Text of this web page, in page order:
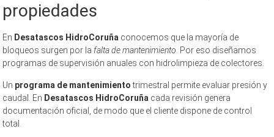
propiedades
En Desatascos HidroCoruña conocemos que la mayoría de
bloqueos surgen por la falta de mantenimiento. Por eso diseñamos
programas de supervisión anuales con hidrolimpieza de colectores.
Un programa de mantenimientotrimestral permite evaluar presión y
caudal. En Desatascos HidroCoruña cada revisión genera
documentación oficial, de modo que el cliente dispone de control
total.